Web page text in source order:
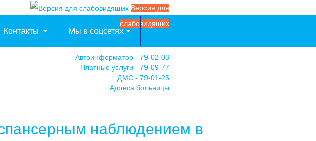
Версия для
слабовидящих
Контакты Мы в соцсетях
Автоинформатор - 79-02-03
Платные услуги - 79-09-77
ДМС - 79-01-25
Адреса больницы
наблюдением в